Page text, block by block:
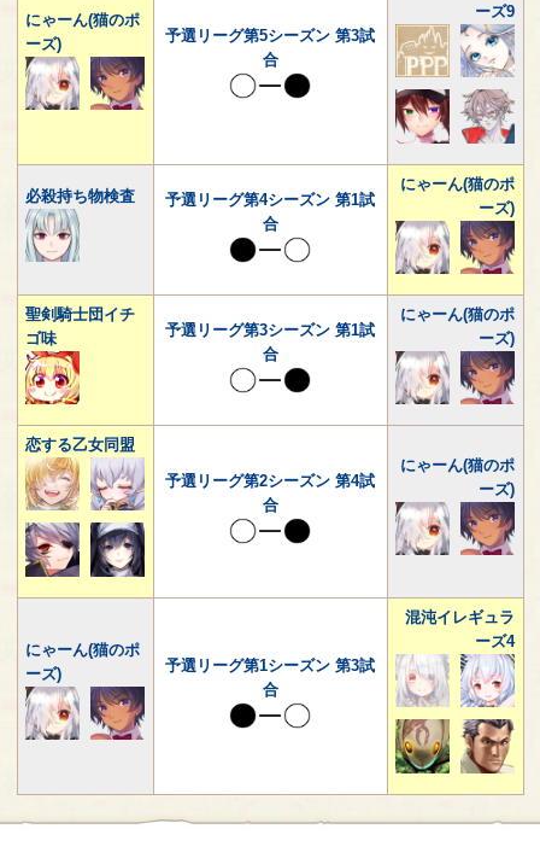
にゃーん(猫のポ
ーズ)
予選リーグ第5シーズン 第3試
合
ーズ9
必殺持ち物検査
予選リーグ第4シーズン 第1試
合
にゃーん(猫のポ
ーズ)
聖剣騎士団イチ
ゴ味
予選リーグ第3シーズン 第1試
合
にゃーん(猫のポ
ーズ)
恋する乙女同盟
予選リーグ第2シーズン 第4試
合
にゃーん(猫のポ
ーズ)
にゃーん(猫のポ
ーズ)
予選リーグ第1シーズン 第3試
合
混沌イレギュラ
ーズ4